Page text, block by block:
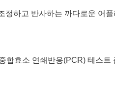
하고 반사하는 까다로운 어
합효소 연쇄반응(PCR) 테스